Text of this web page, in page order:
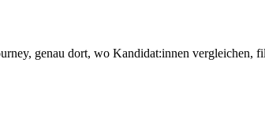
genau dort, wo Kandidat:innen vergleichen,